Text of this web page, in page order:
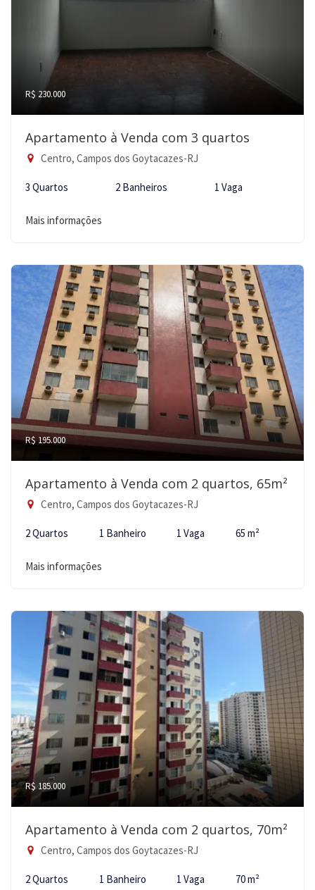
R$ 230.000
Apartamento à Venda com 3 quartos
Centro, Campos dos Goytacazes-RJ
3 Quartos 2 Banheiros 1 Vaga
Mais informações
R$ 195.000
Apartamento à Venda com 2 quartos, 65m²
Centro, Campos dos Goytacazes-RJ
2 Quartos 1 Banheiro 1 Vaga 65 m²
Mais informações
R$ 185.000
Apartamento à Venda com 2 quartos, 70m²
Centro, Campos dos Goytacazes-RJ
2 Quartos 1 Banheiro 1 Vaga 70 m²